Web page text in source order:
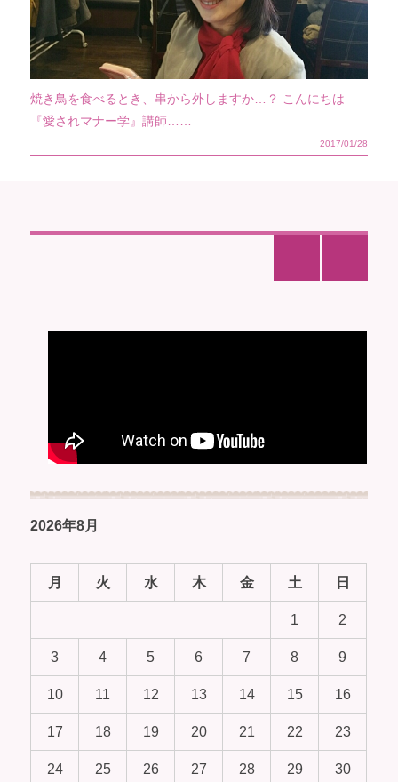
焼き鳥を食べるとき、串から外しますか…？ こんにちは
『愛されマナー学』講師……
2017/01/28
2026年8月
月 火 水 木 金 土 日
1 2
3 4 5 6 7 8 9
10 11 12 13 14 15 16
17 18 19 20 21 22 23
24 25 26 27 28 29 30